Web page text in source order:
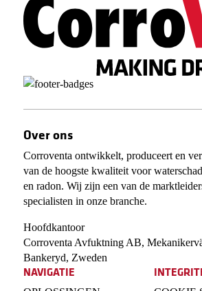
Over ons
Corroventa ontwikkelt, produceert en
van de hoogste kwaliteit voor
en radon. Wij zijn een van de
specialisten in onze branche.
Hoofdkantoor
Corroventa Avfuktning AB,
Bankeryd, Zweden
NAVIGATIE